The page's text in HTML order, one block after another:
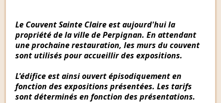
Le Couvent Sainte Claire est aujourd'hui la
propriété de la ville de Perpignan. En attendant
une prochaine restauration, les murs du couvent
sont utilisés pour accueillir des expositions.
L'édifice est ainsi ouvert épisodiquement en
fonction des expositions présentées. Les tarifs
sont déterminés en fonction des présentations.